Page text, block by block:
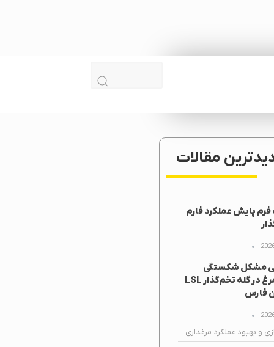
مقالات
پایش عملکرد فارم
مشکل شکستگی
تخم‌مرغ در گله تخم‌گذار LSL
فارس
و بهبود عملکرد مرغداری